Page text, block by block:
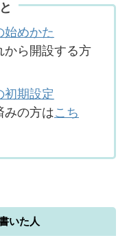
始めかた
から開設する方
初期設定
みの方はこち
いた人